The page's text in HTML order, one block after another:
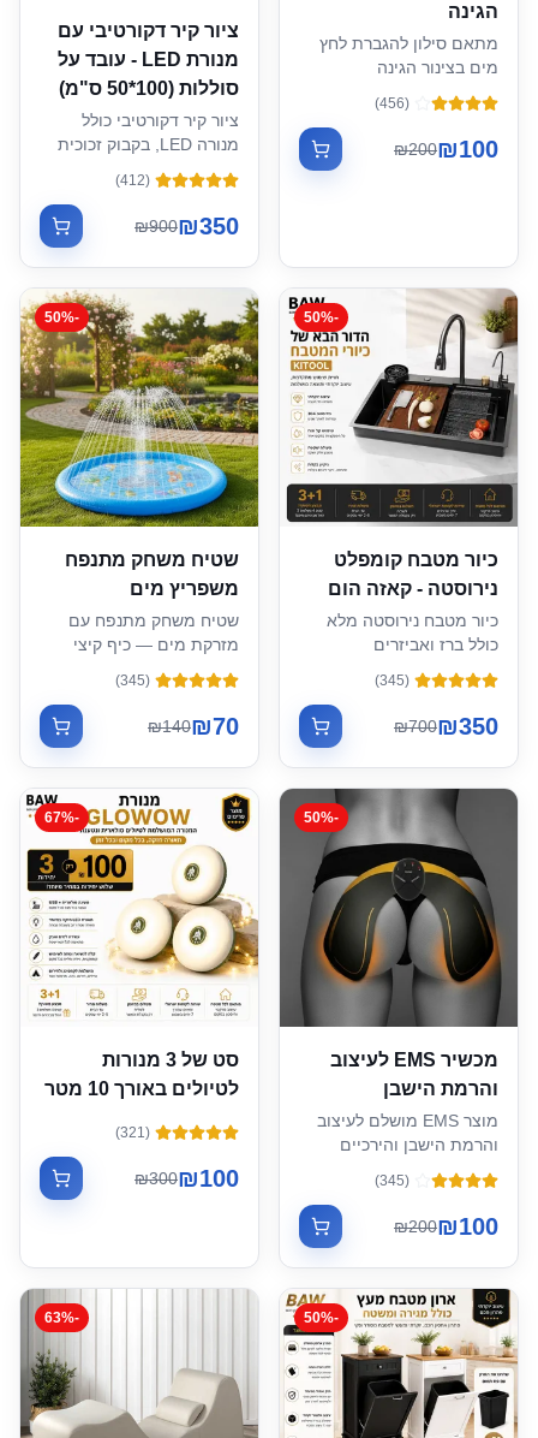
הגינה
מתאם סילון להגברת לחץ
מים בצינור הגינה
(
456
)
₪100
₪200
ציור קיר דקורטיבי עם
מנורת LED - עובד על
סוללות (100*50 ס"מ)
ציור קיר דקורטיבי כולל
מנורה LED, בקבוק זכוכית
ס"מ)
(
412
)
₪350
₪900
-
50%
כיור מטבח קומפלט
נירוסטה - קאזה הום
כיור מטבח נירוסטה מלא
כולל ברז ואביזרים
(
345
)
₪350
₪700
-
50%
שטיח משחק מתנפח
משפריץ מים
שטיח משחק מתנפח עם
מזרקת מים — כיף קיצי
לילדים
(
345
)
₪70
₪140
-
50%
מכשיר EMS לעיצוב
והרמת הישבן
מוצר EMS מושלם לעיצוב
והרמת הישבן והירכיים
(
345
)
₪100
₪200
-
67%
סט של 3 מנורות
לטיולים באורך 10 מטר
(
321
)
₪100
₪300
-
50%
-
63%